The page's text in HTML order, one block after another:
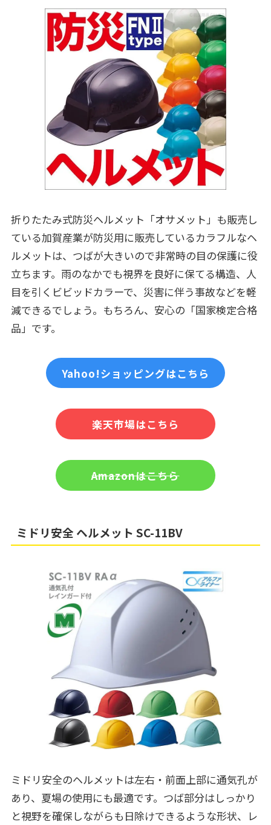
折りたたみ式防災ヘルメット「オサメット」も販売し
ている加賀産業が防災用に販売しているカラフルなヘ
ルメットは、つばが大きいので非常時の目の保護に役
立ちます。雨のなかでも視界を良好に保てる構造、人
目を引くビビッドカラーで、災害に伴う事故などを軽
減できるでしょう。もちろん、安心の「国家検定合格
品」です。
Yahoo!ショッピングはこちら
楽天市場はこちら
Amazonはこちら
ミドリ安全 ヘルメット SC-11BV
ミドリ安全のヘルメットは左右・前面上部に通気孔が
あり、夏場の使用にも最適です。つば部分はしっかり
と視野を確保しながらも日除けできるような形状、レ